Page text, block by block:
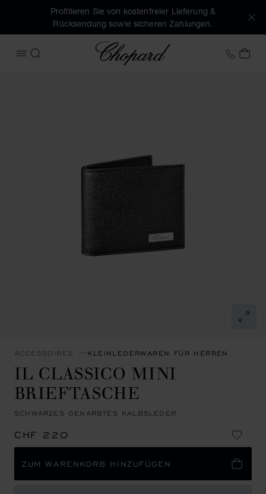
Profitieren Sie von kostenfreier Lieferung &
Rücksendung sowie sicheren Zahlungen.
MENÜ ÖFFNEN
SUCHEN
Chopard +41
ACCESSOIRES KLEINLEDERWAREN FÜR HERREN
IL CLASSICO MINI
BRIEFTASCHE
SCHWARZES GENARBTES KALBSLEDER
CHF 220
ZUM WARENKORB HINZUFÜGEN